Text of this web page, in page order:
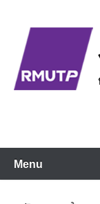
content
Menu